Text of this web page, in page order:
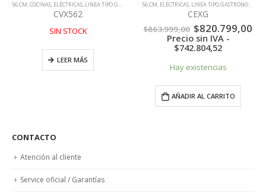
56 CM,COCINAS, ELÉCTRICAS, LINEA TIPO GASTRONOMICA
CVX562
SIN STOCK
LEER MÁS
56 CM, ELÉCTRICAS, LINEA TIPO GASTRONOMICA
CEXG
$863.999,00 El
precio
original
era:
$863.999,00.
$820.799,00
Precio sin IVA -
$742.804,52
Hay existencias
AÑADIR AL CARRITO
CONTACTO
Atención al cliente
Service oficial / Garantías